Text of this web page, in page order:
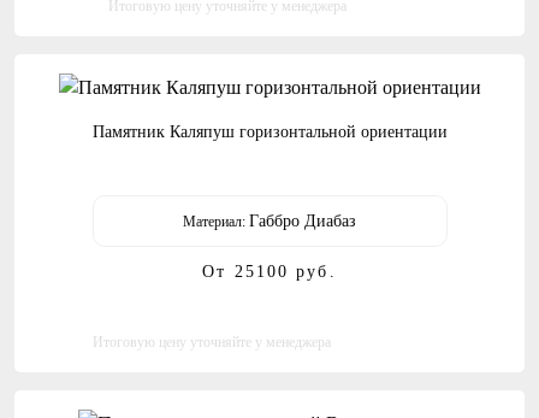
Итоговую цену уточняйте у менеджера
Памятник Каляпуш горизонтальной ориентации
Материал: Габбро Диабаз
От 25100 руб.
Итоговую цену уточняйте у менеджера